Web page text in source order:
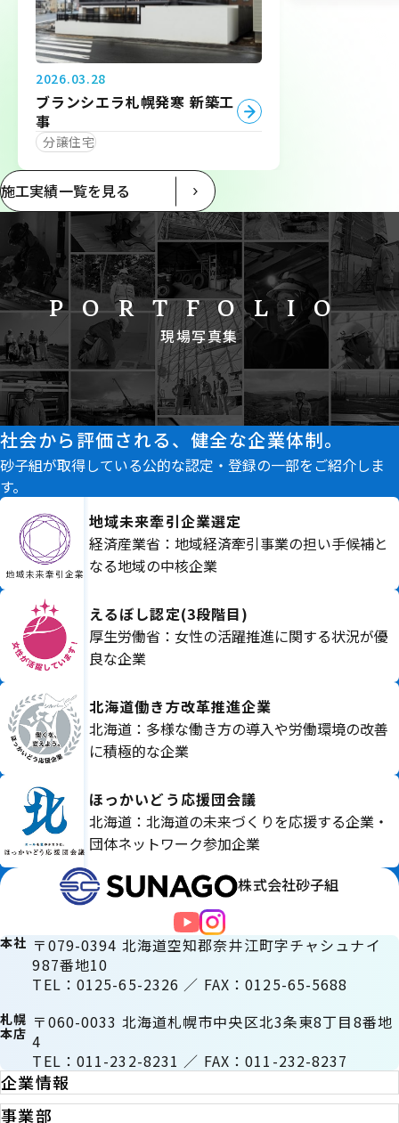
2026.03.28
ブランシエラ札幌発寒 新築工
事
分譲住宅
施工実績一覧を見る
PORTFOLIO
現場写真集
社会から評価される、健全な企業体制。
砂子組が取得している公的な認定・登録の一部をご紹介しま
す。
地域未来牽引企業選定
経済産業省：地域経済牽引事業の担い手候補と
なる地域の中核企業
えるぼし認定(3段階目)
厚生労働省：女性の活躍推進に関する状況が優
良な企業
北海道働き方改革推進企業
北海道：多様な働き方の導入や労働環境の改善
に積極的な企業
ほっかいどう応援団会議
北海道：北海道の未来づくりを応援する企業・
団体ネットワーク参加企業
株式会社砂子組
本社 〒079-0394 北海道空知郡奈井江町字チャシュナイ
987番地10
TEL：0125-65-2326 ／ FAX：0125-65-5688
札幌
本店
〒060-0033 北海道札幌市中央区北3条東8丁目8番地
4
TEL：011-232-8231 ／ FAX：011-232-8237
企業情報
事業部